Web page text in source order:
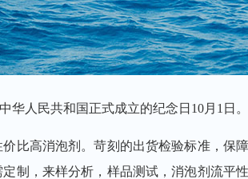
华人民共和国正式成立的纪念日10月1日。
比高消泡剂。苛刻的出货检验标准，保
制，来样分析，样品测试，消泡剂流平